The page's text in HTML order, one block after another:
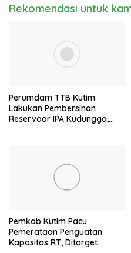
Rekomendasi untuk
Perumdam TTB Kutim
Lakukan Pembersihan
Reservoar IPA Kudungga,
Pemkab Kutim Pacu
Pemerataan Penguatan
Kapasitas RT, Ditarget